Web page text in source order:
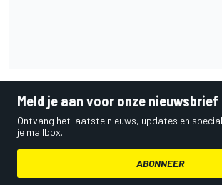
Meld je aan voor onze nieuwsbrief
Ontvang het laatste nieuws, updates en
je mailbox.
ABONNEER